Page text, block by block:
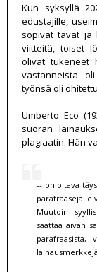
Kun syksyllä
edustajille,
sopivat tavat ja
viitteitä, toiset
olivat tukeneet
vastanneista
työnsä oli
Umberto Eco
suoran
plagiaatin. Hän
-- on oltava
parafraaseja
Muutoin
saattaa aivan